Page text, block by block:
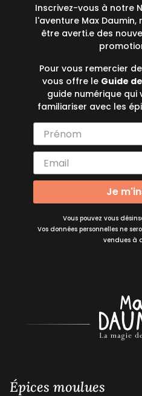
Inscrivez-vous à notre
l'aventure Max
être averti.e des
Pour vous remercier
vous offre le Guide
guide numérique qui
familiariser avec les
Je
Vous pouvez vous
Vos données personnelles ne
vendues à
Épices moulues